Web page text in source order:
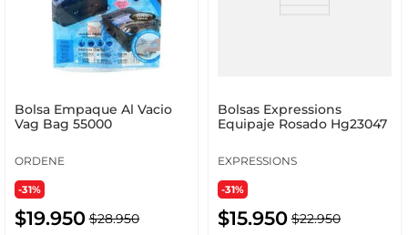
Bolsa Empaque Al Vacio
Vag Bag 55000
ORDENE
-31%
$19.950 $28.950
Bolsas Expressions
Equipaje Rosado Hg23047
EXPRESSIONS
-31%
$15.950 $22.950